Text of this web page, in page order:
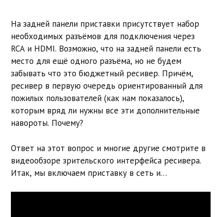
На задней панели приставки присутствует набор
необходимых разъёмов для подключения через
RCA и HDMI. Возможно, что на задней панели есть
место для ещё одного разъёма, но не будем
забывать что это бюджетный ресивер. Причём,
ресивер в первую очередь ориентированный для
пожилых пользователей (как нам показалось),
которым вряд ли нужны все эти дополнительные
навороты. Почему?
Ответ на этот вопрос и многие другие смотрите в
видеообзоре зрительского интерфейса ресивера.
Итак, мы включаем приставку в сеть и…